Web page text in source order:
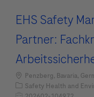
EHS Safety
Partner:
Location
Penzberg, Bavaria,
Category
Safety Health and